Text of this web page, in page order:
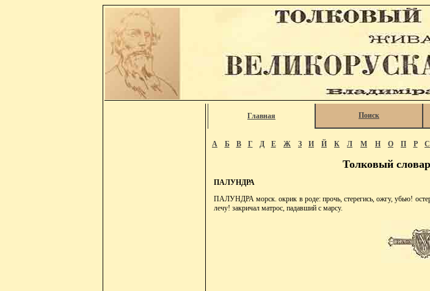
Главная Поиск
А Б В Г Д Е Ж З И Й К Л М Н О П Р С
Толковый
ПАЛУНДРА
ПАЛУНДРА морск. окрик в роде: прочь, стерегись, ожгу, убью!
лечу! закричал матрос, падавший с марсу.